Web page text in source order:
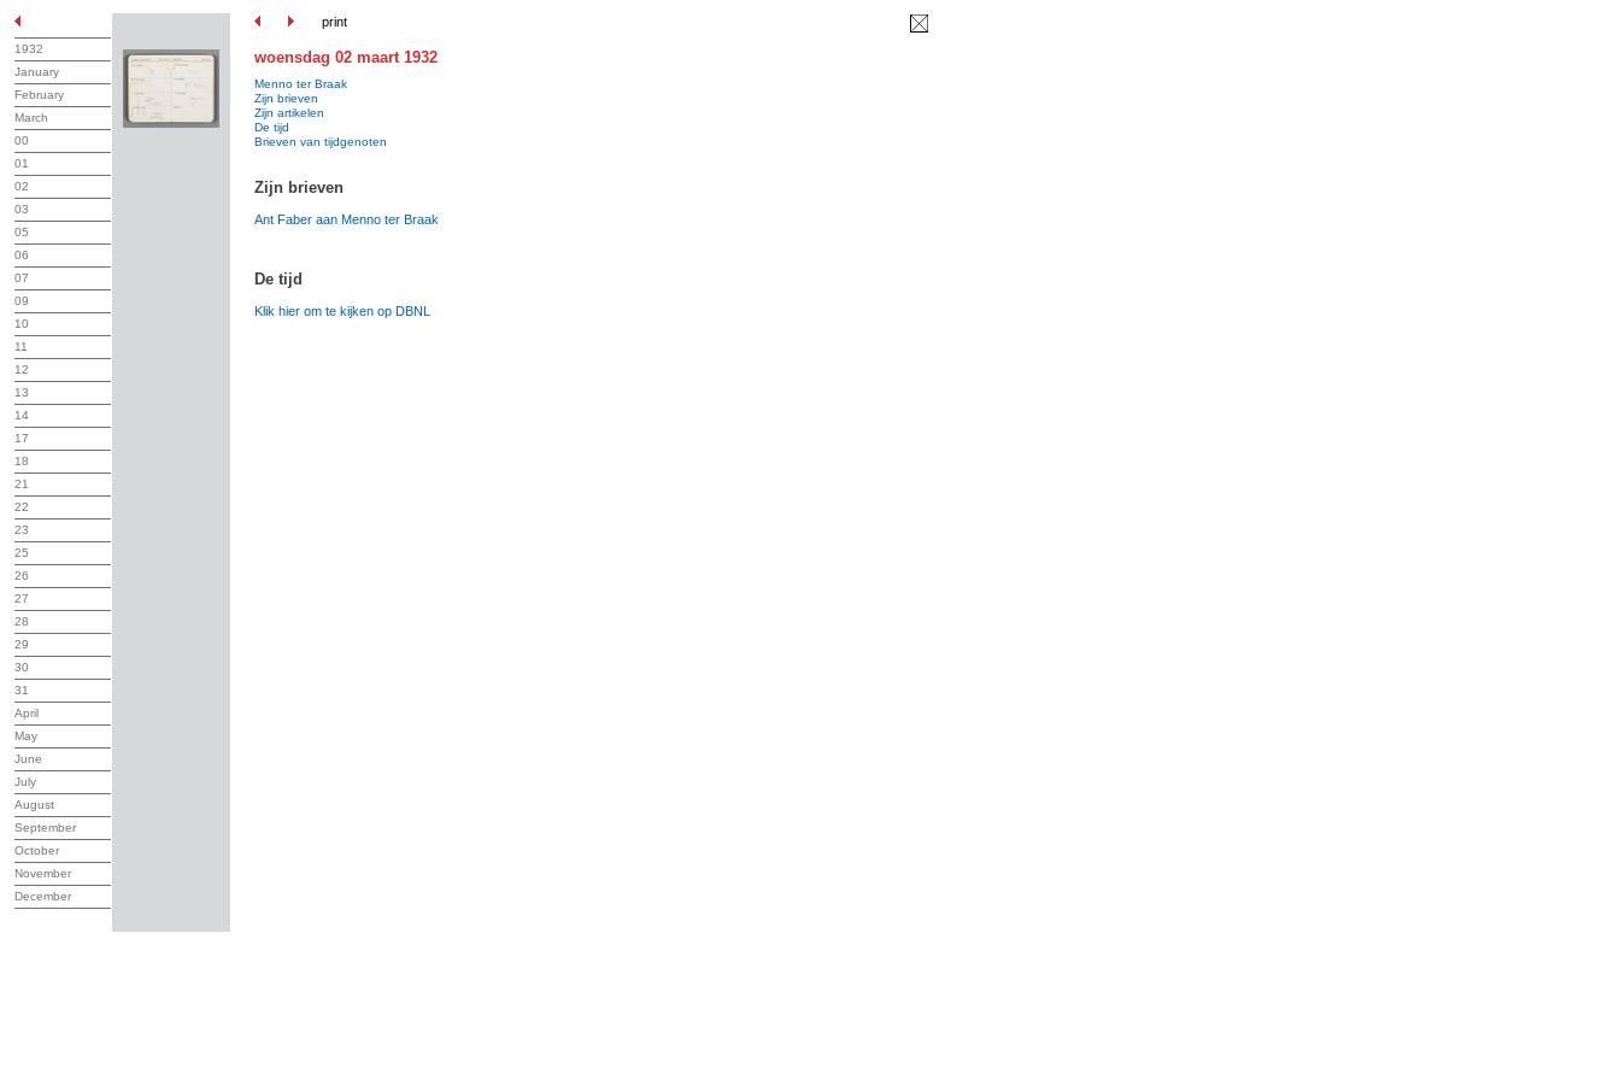
print
1932
January
February
March
00
01
02
03
05
06
07
09
10
11
12
13
14
17
18
21
22
23
25
26
27
28
29
30
31
April
May
June
July
August
September
October
November
December
woensdag 02 maart 1932
Menno ter Braak
Zijn brieven
Zijn artikelen
De tijd
Brieven van tijdgenoten
Zijn brieven
Ant Faber aan Menno ter Braak
De tijd
Klik hier om te kijken op DBNL